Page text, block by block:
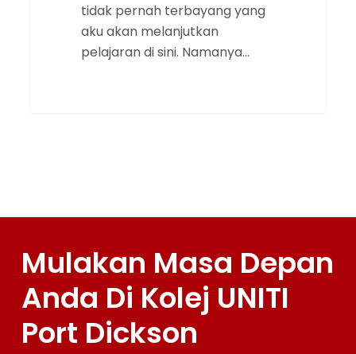
tidak pernah terbayang yang
aku akan melanjutkan
pelajaran di sini. Namanya…
Mulakan Masa Depan
Anda Di Kolej UNITI
Port Dickson